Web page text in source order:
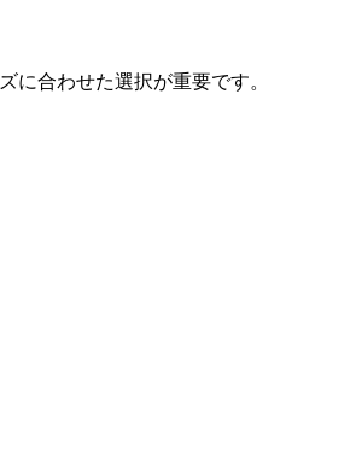
に合わせた選択が重要です。